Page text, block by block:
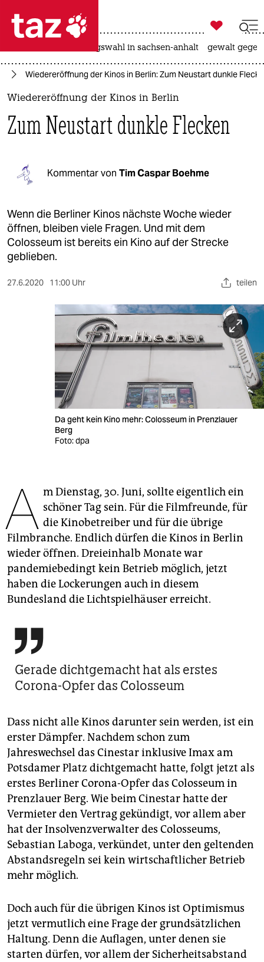
 taz zahl ich
taz zahl ich
politik
gesellschaft
kultur
sport
berlin
wahrheit
veranstaltungen
fragen & hilfe
genossenschaft
epaper login

taz zahl ich
landtagswahl in sachsen-anhalt gewalt
Wiedereröffnung der Kinos in Berlin: Zum Neustart dunkle
Wiedereröffnung der Kinos in Berlin
Zum Neustart dunkle Flecken
Kommentar von Tim Caspar Boehme
Wenn die Berliner Kinos nächste Woche wieder
öffnen, bleiben viele Fragen. Und mit dem
Colosseum ist bereits ein Kino auf der Strecke
geblieben.
27.6.2020 11:00 Uhr teilen
Da geht kein Kino mehr: Colosseum in Prenzlauer
Berg
Foto: dpa
A m Dienstag, 30. Juni, sollte eigentlich ein
schöner Tag sein. Für die Filmfreunde, für
die Kinobetreiber und für die übrige
Filmbranche. Endlich dürfen die Kinos in Berlin
wieder öffnen. Dreieinhalb Monate war
pandemiebedingt kein Betrieb möglich, jetzt
haben die Lockerungen auch in diesem
Bundesland die Lichtspielhäuser erreicht.

Gerade dichtgemacht hat als erstes
Corona-Opfer das Colosseum
Dass nicht alle Kinos darunter sein werden, ist ein
erster Dämpfer. Nachdem schon zum
Jahreswechsel das Cine­star inklusive Imax am
Potsdamer Platz dichtgemacht hatte, folgt jetzt als
erstes Berliner Corona-Opfer das Colosseum in
Prenzlauer Berg. Wie beim Cinestar hatte der
Vermieter den Vertrag gekündigt, vor allem aber
hat der Insolvenzverwalter des Colosseums,
Sebastian Laboga, verkündet, unter den geltenden
Abstandsregeln sei kein wirtschaftlicher Betrieb
mehr möglich.
Doch auch für die übrigen Kinos ist Optimismus
jetzt vermutlich eine Frage der grundsätzlichen
Haltung. Denn die Auflagen, unter denen sie
starten dürfen, vor allem der Sicherheitsabstand